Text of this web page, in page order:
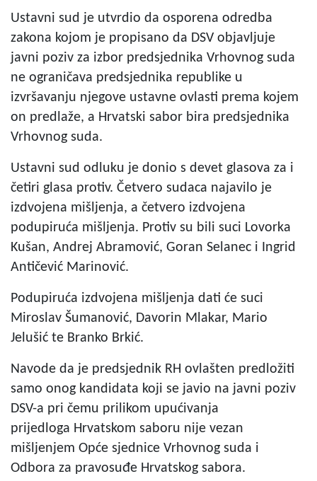
Ustavni sud je utvrdio da osporena odredba
zakona kojom je propisano da DSV objavljuje
javni poziv za izbor predsjednika Vrhovnog suda
ne ograničava predsjednika republike u
izvršavanju njegove ustavne ovlasti prema kojem
on predlaže, a Hrvatski sabor bira predsjednika
Vrhovnog suda.
Ustavni sud odluku je donio s devet glasova za i
četiri glasa protiv. Četvero sudaca najavilo je
izdvojena mišljenja, a četvero izdvojena
podupiruća mišljenja. Protiv su bili suci Lovorka
Kušan, Andrej Abramović, Goran Selanec i Ingrid
Antičević Marinović.
Podupiruća izdvojena mišljenja dati će suci
Miroslav Šumanović, Davorin Mlakar, Mario
Jelušić te Branko Brkić.
Navode da je predsjednik RH ovlašten predložiti
samo onog kandidata koji se javio na javni poziv
DSV-a pri čemu prilikom upućivanja
prijedloga Hrvatskom saboru nije vezan
mišljenjem Opće sjednice Vrhovnog suda i
Odbora za pravosuđe Hrvatskog sabora.